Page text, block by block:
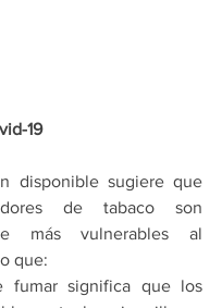
19
disponible sugiere que
de tabaco son
más vulnerables al
que:
fumar significa que los